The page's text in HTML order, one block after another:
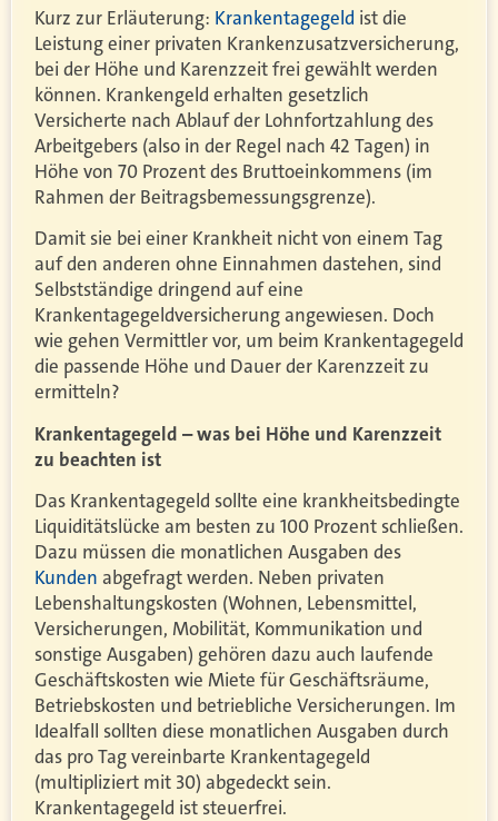
Kurz zur Erläuterung: Krankentagegeld ist die
Leistung einer privaten Krankenzusatzversicherung,
bei der Höhe und Karenzzeit frei gewählt werden
können. Krankengeld erhalten gesetzlich
Versicherte nach Ablauf der Lohnfortzahlung des
Arbeitgebers (also in der Regel nach 42 Tagen) in
Höhe von 70 Prozent des Bruttoeinkommens (im
Rahmen der Beitragsbemessungsgrenze).
Damit sie bei einer Krankheit nicht von einem Tag
auf den anderen ohne Einnahmen dastehen, sind
Selbstständige dringend auf eine
Krankentagegeldversicherung angewiesen. Doch
wie gehen Vermittler vor, um beim Krankentagegeld
die passende Höhe und Dauer der Karenzzeit zu
ermitteln?
Krankentagegeld – was bei Höhe und Karenzzeit
zu beachten ist
Das Krankentagegeld sollte eine krankheitsbedingte
Liquiditätslücke am besten zu 100 Prozent schließen.
Dazu müssen die monatlichen Ausgaben des
Kunden abgefragt werden. Neben privaten
Lebenshaltungskosten (Wohnen, Lebensmittel,
Versicherungen, Mobilität, Kommunikation und
sonstige Ausgaben) gehören dazu auch laufende
Geschäftskosten wie Miete für Geschäftsräume,
Betriebskosten und betriebliche Versicherungen. Im
Idealfall sollten diese monatlichen Ausgaben durch
das pro Tag vereinbarte Krankentagegeld
(multipliziert mit 30) abgedeckt sein.
Krankentagegeld ist steuerfrei.